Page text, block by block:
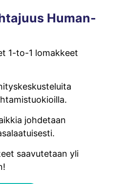
Human-
1-to-1 lomakkeet
johdetaan
saavutetaan yli